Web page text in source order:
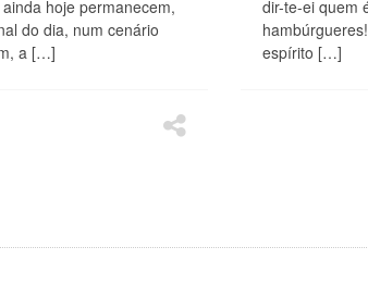
hoje permanecem,
do dia, num cenário
a […]
dir-te-ei quem
espírito […]